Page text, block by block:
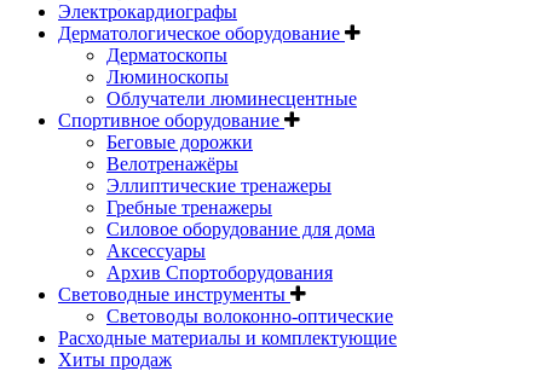
Электрокардиографы
Дерматологическое оборудование
Дерматоскопы
Люминоскопы
Облучатели люминесцентные
Спортивное оборудование
Беговые дорожки
Велотренажёры
Эллиптические тренажеры
Гребные тренажеры
Силовое оборудование для дома
Аксессуары
Архив Спортоборудования
Световодные инструменты
Световоды волоконно-оптические
Расходные материалы и комплектующие
Хиты продаж